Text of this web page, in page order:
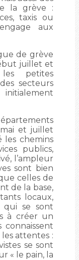
la grève :
taxis ou
aux
de grève
juillet et
les petites
secteurs
et juillet
les chemins
publics,
l’ampleur
sont bien
celles de
de la base,
locaux,
qui se sont
à créer un
connaissent
attentes :
se sont
« le pain, la